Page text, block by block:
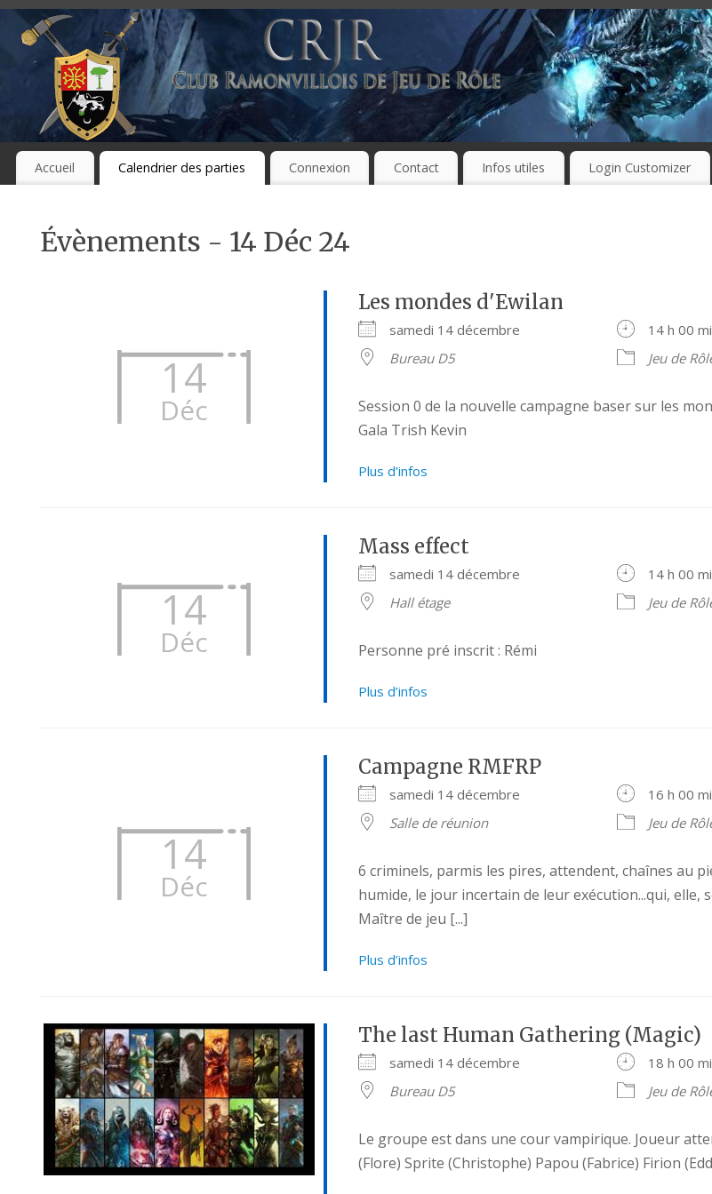
Accueil Calendrier des parties Connexion Contact Infos utiles Login Customizer
Évènements - 14 Déc 24
14
Déc
Les mondes d'Ewilan
samedi 14 décembre
14 h 00
Bureau D5
Jeu de
Session 0 de la nouvelle campagne baser sur les
Gala Trish Kevin
Plus d’infos
14
Déc
Mass effect
samedi 14 décembre
14 h 00
Hall étage
Jeu de
Personne pré inscrit : Rémi
Plus d’infos
14
Déc
Campagne RMFRP
samedi 14 décembre
16 h 00
Salle de réunion
Jeu de
6 criminels, parmis les pires, attendent, chaînes au
humide, le jour incertain de leur exécution...qui, elle,
Maître de jeu [...]
Plus d’infos
The last Human Gathering (Magic)
samedi 14 décembre
18 h 00
Bureau D5
Jeu de
Le groupe est dans une cour vampirique. Joueur
(Flore) Sprite (Christophe) Papou (Fabrice) Firion